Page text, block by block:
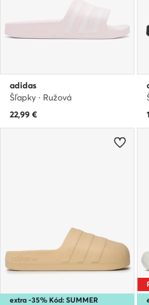
adidas
Šľapky · Ružová
22,99 €
extra -35% Kód: SUMMER